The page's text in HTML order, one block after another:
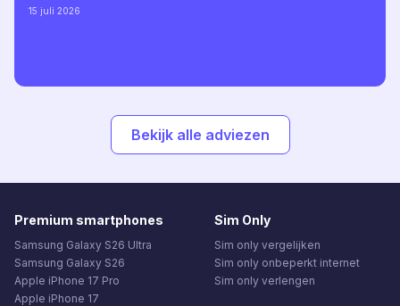
15 juli 2026
Bekijk alle adviezen
Premium smartphones
Samsung Galaxy S26 Ultra
Samsung Galaxy S26
Apple iPhone 17 Pro
Apple iPhone 17
Sim Only
Sim only vergelijken
Sim only onbeperkt internet
Sim only verlengen